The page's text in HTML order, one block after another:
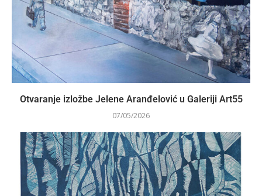
Otvaranje izložbe Jelene Aranđelović u Galeriji Art55
07/05/2026